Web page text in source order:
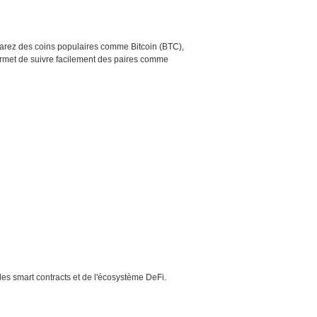
des coins populaires comme Bitcoin (BTC),
de suivre facilement des paires comme
smart contracts et de l'écosystème DeFi.